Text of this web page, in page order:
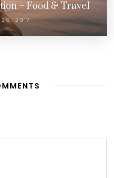
– Food & Travel
29, 2017